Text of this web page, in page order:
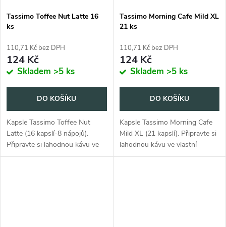
Tassimo Toffee Nut Latte 16
ks
110,71 Kč bez DPH
124 Kč
Skladem >5 ks
DO KOŠÍKU
Kapsle Tassimo Toffee Nut
Latte (16 kapslí-8 nápojů).
Připravte si lahodnou kávu ve
vlastní domácnosti.
Tassimo Morning Cafe Mild XL
21 ks
110,71 Kč bez DPH
124 Kč
Skladem >5 ks
DO KOŠÍKU
Kapsle Tassimo Morning Cafe
Mild XL (21 kapslí). Připravte si
lahodnou kávu ve vlastní
domácnosti.